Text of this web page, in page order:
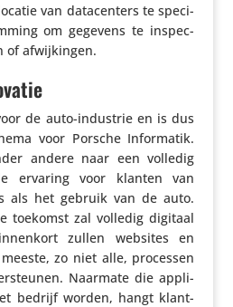
van data­cen­ters te speci­
om gegevens te inspec­
of afwijkingen.
de auto-industrie en is dus
voor Porsche Infor­matik.
andere naar een volledig
ervaring voor klanten van
als het gebruik van de auto.
toekomst zal volledig digitaal
zullen websites en
zo niet alle, processen
Naarmate die appli­
bedrijf worden, hangt klant­